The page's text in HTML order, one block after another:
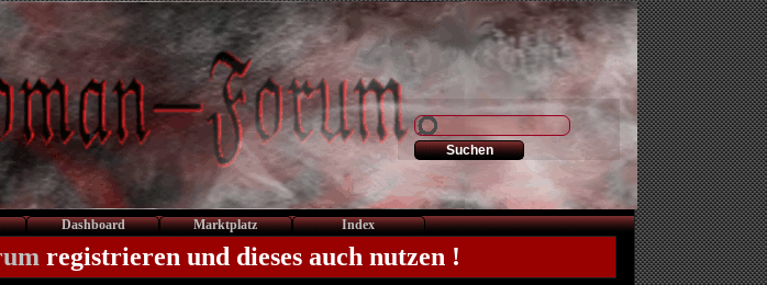
Dashboard Marktplatz Index
registrieren und dieses auch nutzen !